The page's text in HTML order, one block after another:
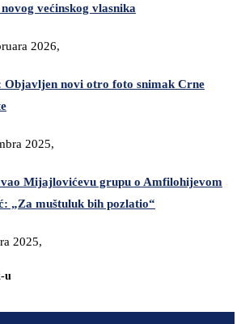
većinskog vlasnika
2026,
Objavljen novi otro foto snimak Crne
2025,
Mijajlovićevu grupu o Amfilohijevom
„Za muštuluk bih pozlatio“
2025,
u